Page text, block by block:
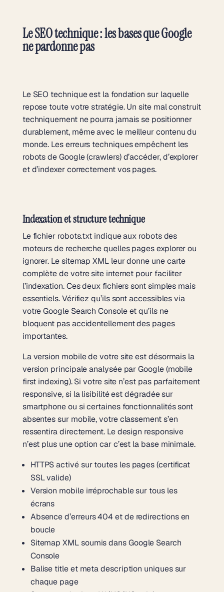
Le SEO technique : les bases que Google
ne pardonne pas
Le SEO technique est la fondation sur laquelle
repose toute votre stratégie. Un site mal construit
techniquement ne pourra jamais se positionner
durablement, même avec le meilleur contenu du
monde. Les erreurs techniques empêchent les
robots de Google (crawlers) d’accéder, d’explorer
et d’indexer correctement vos pages.
Indexation et structure technique
Le fichier robots.txt indique aux robots des
moteurs de recherche quelles pages explorer ou
ignorer. Le sitemap XML leur donne une carte
complète de votre site internet pour faciliter
l’indexation. Ces deux fichiers sont simples mais
essentiels. Vérifiez qu’ils sont accessibles via
votre Google Search Console et qu’ils ne
bloquent pas accidentellement des pages
importantes.
La version mobile de votre site est désormais la
version principale analysée par Google (mobile
first indexing). Si votre site n’est pas parfaitement
responsive, si la lisibilité est dégradée sur
smartphone ou si certaines fonctionnalités sont
absentes sur mobile, votre classement s’en
ressentira directement. Le design responsive
n’est plus une option car c’est la base minimale.
HTTPS activé sur toutes les pages (certificat
SSL valide)
Version mobile irréprochable sur tous les
écrans
Absence d’erreurs 404 et de redirections en
boucle
Sitemap XML soumis dans Google Search
Console
Balise title et meta description uniques sur
chaque page